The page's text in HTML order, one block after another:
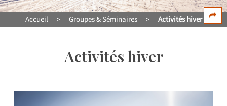
Accueil > Groupes & Séminaires > Activités hiver
Activités hiver